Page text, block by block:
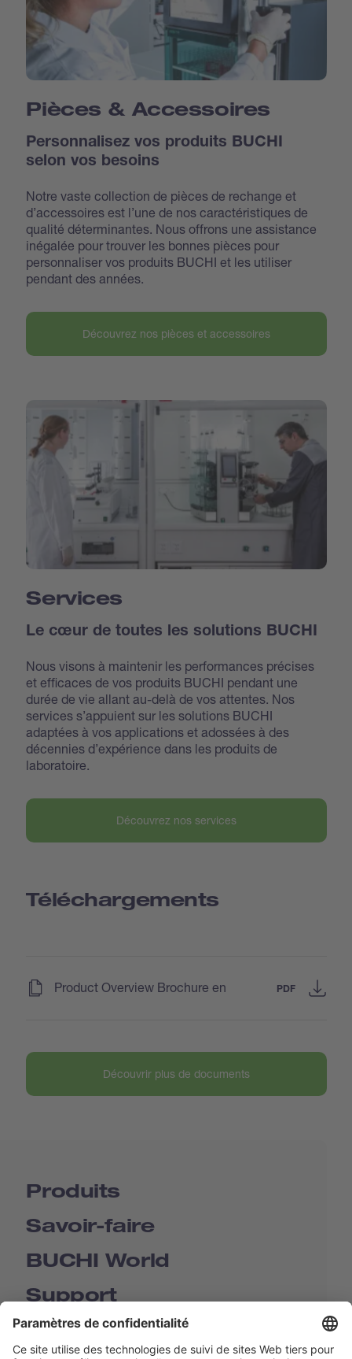
Pièces & Accessoires
Personnalisez vos produits BUCHI
selon vos besoins
Notre vaste collection de pièces de rechange et
d’accessoires est l’une de nos caractéristiques de
qualité déterminantes. Nous offrons une assistance
inégalée pour trouver les bonnes pièces pour
personnaliser vos produits BUCHI et les utiliser
pendant des années.
Découvrez nos pièces et accessoires
Services
Le cœur de toutes les solutions BUCHI
Nous visons à maintenir les performances précises
et efficaces de vos produits BUCHI pendant une
durée de vie allant au-delà de vos attentes. Nos
services s’appuient sur les solutions BUCHI
adaptées à vos applications et adossées à des
décennies d’expérience dans les produits de
laboratoire.
Découvrez nos services
Téléchargements
Product Overview Brochure en PDF
Découvrir plus de documents
Produits
Savoir-faire
BUCHI World
Support
Shop